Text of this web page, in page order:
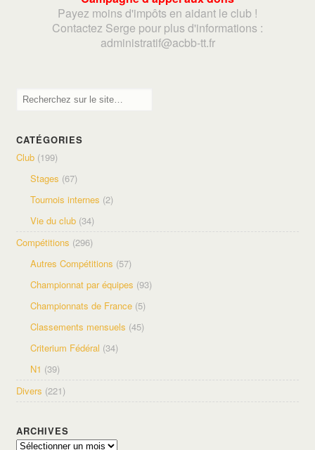
Payez moins d'impôts en aidant le club !
Contactez Serge pour plus d'informations :
administratif@acbb-tt.fr
CATÉGORIES
Club (199)
Stages (67)
Tournois internes (2)
Vie du club (34)
Compétitions (296)
Autres Compétitions (57)
Championnat par équipes (93)
Championnats de France (5)
Classements mensuels (45)
Criterium Fédéral (34)
N1 (39)
Divers (221)
ARCHIVES
Archives